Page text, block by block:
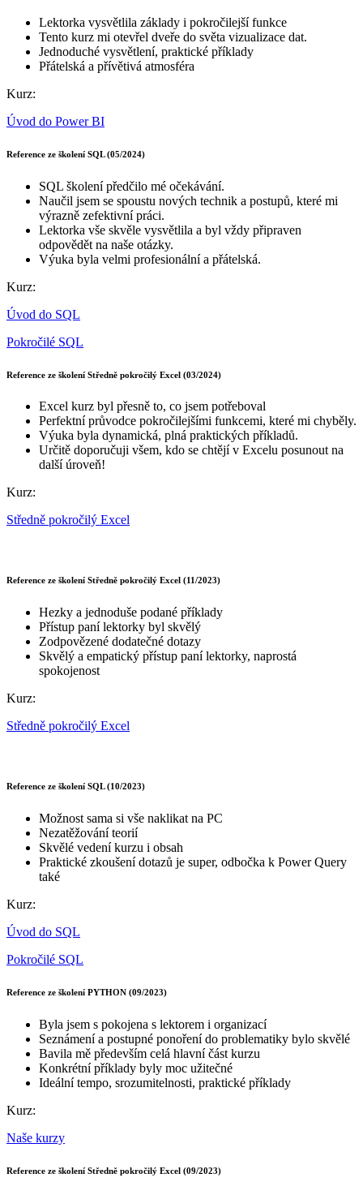
Lektorka vysvětlila základy i pokročilejší funkce
Tento kurz mi otevřel dveře do světa vizualizace dat.
Jednoduché vysvětlení, praktické příklady
Přátelská a přívětivá atmosféra
Kurz:
Úvod do Power BI
Reference ze školení SQL (05/2024)
SQL školení předčilo mé očekávání.
Naučil jsem se spoustu nových technik a postupů, které mi
výrazně zefektivní práci.
Lektorka vše skvěle vysvětlila a byl vždy připraven
odpovědět na naše otázky.
Výuka byla velmi profesionální a přátelská.
Kurz:
Úvod do SQL
Pokročilé SQL
Reference ze školení Středně pokročilý Excel (03/2024)
Excel kurz byl přesně to, co jsem potřeboval
Perfektní průvodce pokročilejšími funkcemi, které mi chyběly.
Výuka byla dynamická, plná praktických příkladů.
Určitě doporučuji všem, kdo se chtějí v Excelu posunout na
další úroveň!
Kurz:
Středně pokročilý Excel
Reference ze školení Středně pokročilý Excel (11/2023)
Hezky a jednoduše podané příklady
Přístup paní lektorky byl skvělý
Zodpovězené dodatečné dotazy
Skvělý a empatický přístup paní lektorky, naprostá
spokojenost
Kurz:
Středně pokročilý Excel
Reference ze školení SQL (10/2023)
Možnost sama si vše naklikat na PC
Nezatěžování teorií
Skvělé vedení kurzu i obsah
Praktické zkoušení dotazů je super, odbočka k Power Query
také
Kurz:
Úvod do SQL
Pokročilé SQL
Reference ze školení PYTHON (09/2023)
Byla jsem s pokojena s lektorem i organizací
Seznámení a postupné ponoření do problematiky bylo skvělé
Bavila mě především celá hlavní část kurzu
Konkrétní příklady byly moc užitečné
Ideální tempo, srozumitelnosti, praktické příklady
Kurz:
Naše kurzy
Reference ze školení Středně pokročilý Excel (09/2023)